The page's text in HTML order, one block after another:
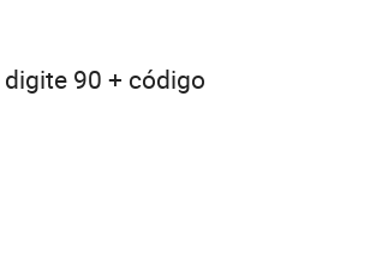
digite 90 + código